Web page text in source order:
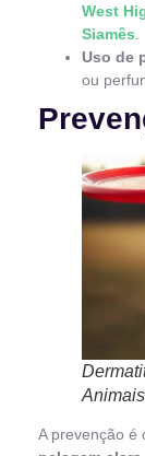
West
Siamês
Uso de
ou
A prevenção é